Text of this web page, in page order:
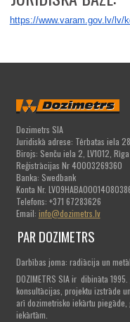
https://www.varam.gov.lv/lv/
Dozimetrs SIA
Juridiskā adrese: Tērbatas iela
Birojs: Senču iela 2, LV1012, Rīga
Reģistrācijas Nr 40003269360
Banka: Swedbank
Konta Nr.
Telefons: +371 67283626
Email: info@dozimetrs.lv
PAR DOZIMETRS
Darbības joma: radiācija un
DOZIMETRS SIA ir dibināta
konsultācijas, projektu izstrāde
arī dozimetrisko iekārtu
iekārtām.